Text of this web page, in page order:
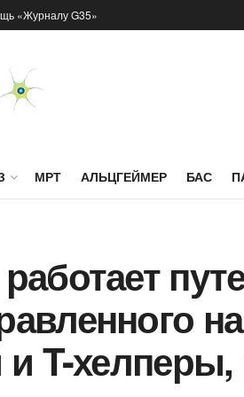
«Журналу G35»
МРТ АЛЬЦГЕЙМЕР БАС
и T-